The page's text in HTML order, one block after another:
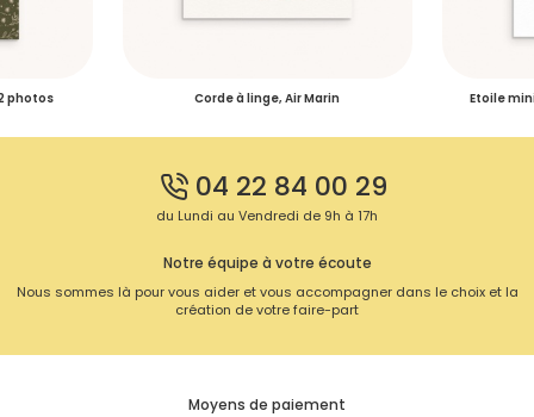
photos Corde à linge, Air Marin Etoile
04 22 84 00 29
du Lundi au Vendredi de 9h à 17h
Notre équipe à votre écoute
Nous sommes là pour vous aider et vous accompagner dans le choix et la
création de votre faire-part
Moyens de paiement